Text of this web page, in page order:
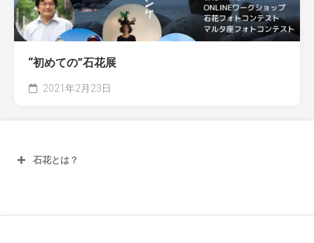
“初めての”石花展
2021年2月23日
石花とは？